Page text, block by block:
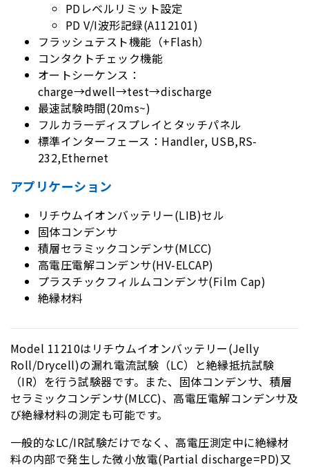
PDレベルリミット設定
PD V/I波形記録(A112101)
フラッシュテスト機能（+Flash）
コンタクトチェック機能
オートシーケンス：
charge→dwell→test→discharge
最速試験時間(20ms~)
フルカラーディスプレイとタッチパネル
標準インターフェース：Handler, USB,RS-
232,Ethernet
アプリケーション
リチウムイオンバッテリー(LIB)セル
固体コンデンサ
積層セラミックコンデンサ(MLCC)
高電圧電解コンデンサ(HV-ELCAP)
プラスチックフィルムコンデンサ(Film Cap)
絶縁材料
Model 11210はリチウムイオンバッテリー(Jelly
Roll/Drycell)の漏れ電流試験（LC）と絶縁抵抗試験
（IR）を行う試験器です。また、固体コンデンサ、積層
セラミックコンデンサ(MLCC)、高電圧電解コンデンサ及
び絶縁材料の測定も可能です。
一般的なLC/IR試験だけでなく、高電圧測定中に絶縁材
料の内部で発生した微小放電(Partial discharge=PD)又